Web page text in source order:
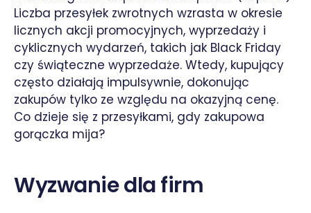
Liczba przesyłek zwrotnych wzrasta w okresie
licznych akcji promocyjnych, wyprzedaży i
cyklicznych wydarzeń, takich jak Black Friday
czy świąteczne wyprzedaże. Wtedy, kupujący
często działają impulsywnie, dokonując
zakupów tylko ze względu na okazyjną cenę.
Co dzieje się z przesyłkami, gdy zakupowa
gorączka mija?
Wyzwanie dla firm